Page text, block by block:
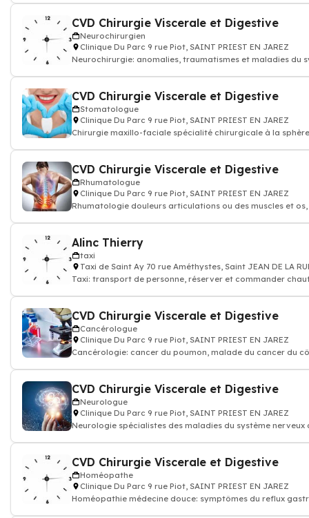
CVD Chirurgie Viscerale et Digestive
Neurochirurgien
Clinique Du Parc 9 rue Piot, SAINT PRIEST EN JAREZ
Neurochirurgie: anomalies, traumatismes et maladies du système
CVD Chirurgie Viscerale et Digestive
Stomatologue
Clinique Du Parc 9 rue Piot, SAINT PRIEST EN JAREZ
Chirurgie maxillo-faciale spécialité chirurgicale à la
CVD Chirurgie Viscerale et Digestive
Rhumatologue
Clinique Du Parc 9 rue Piot, SAINT PRIEST EN JAREZ
Rhumatologie douleurs articulations ou des muscles et
Alinc Thierry
taxi
Taxi de Saint Ay 70 rue Améthystes, Saint JEAN DE LA
Taxi: transport de personne, réserver et commander
CVD Chirurgie Viscerale et Digestive
Cancérologue
Clinique Du Parc 9 rue Piot, SAINT PRIEST EN JAREZ
Cancérologie: cancer du poumon, malade du cancer du
CVD Chirurgie Viscerale et Digestive
Neurologue
Clinique Du Parc 9 rue Piot, SAINT PRIEST EN JAREZ
Neurologie spécialistes des maladies du système nerveux
CVD Chirurgie Viscerale et Digestive
Homéopathe
Clinique Du Parc 9 rue Piot, SAINT PRIEST EN JAREZ
Homéopathie médecine douce: symptômes du reflux